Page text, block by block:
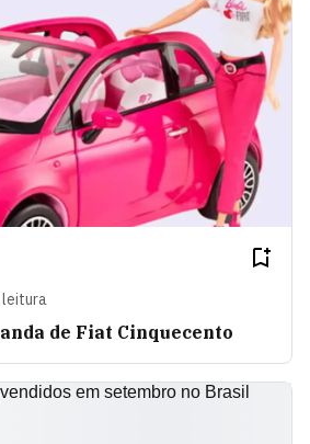
leitura
de Fiat Cinquecento